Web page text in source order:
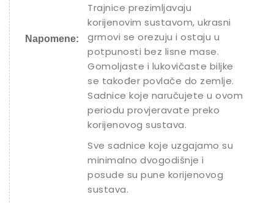
Napomene:
Trajnice prezimljavaju
korijenovim sustavom, ukrasni
grmovi se orezuju i ostaju u
potpunosti bez lisne mase.
Gomoljaste i lukovičaste biljke
se također povlače do zemlje.
Sadnice koje naručujete u ovom
periodu provjeravate preko
korijenovog sustava.
Sve sadnice koje uzgajamo su
minimalno dvogodišnje i
posude su pune korijenovog
sustava.